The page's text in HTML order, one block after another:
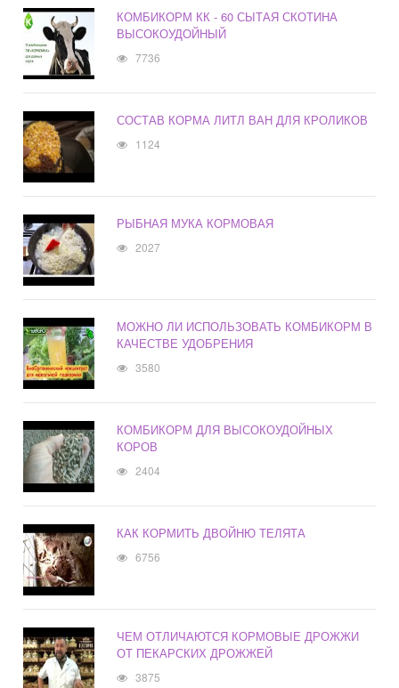
КОМБИКОРМ КК - 60 СЫТАЯ СКОТИНА
ВЫСОКОУДОЙНЫЙ
7736
СОСТАВ КОРМА ЛИТЛ ВАН ДЛЯ КРОЛИКОВ
1124
РЫБНАЯ МУКА КОРМОВАЯ
2027
МОЖНО ЛИ ИСПОЛЬЗОВАТЬ КОМБИКОРМ В
КАЧЕСТВЕ УДОБРЕНИЯ
3580
КОМБИКОРМ ДЛЯ ВЫСОКОУДОЙНЫХ
КОРОВ
2404
КАК КОРМИТЬ ДВОЙНЮ ТЕЛЯТА
6756
ЧЕМ ОТЛИЧАЮТСЯ КОРМОВЫЕ ДРОЖЖИ
ОТ ПЕКАРСКИХ ДРОЖЖЕЙ
3875